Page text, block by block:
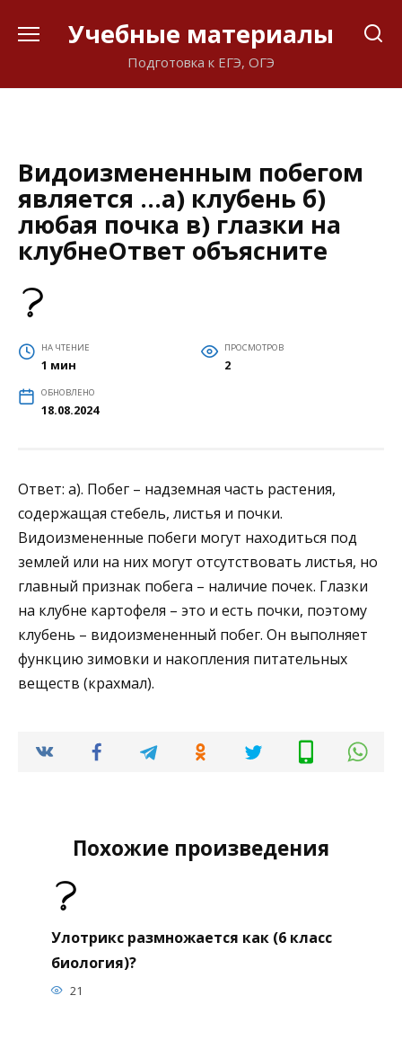
Учебные материалы
Подготовка к ЕГЭ, ОГЭ
Видоизмененным побегом
является …а) клубень б)
любая почка в) глазки на
клубнеОтвет объясните
НА ЧТЕНИЕ
1 мин
ПРОСМОТРОВ
2
ОБНОВЛЕНО
18.08.2024
Ответ: а). Побег – надземная часть растения,
содержащая стебель, листья и почки.
Видоизмененные побеги могут находиться под
землей или на них могут отсутствовать листья, но
главный признак побега – наличие почек. Глазки
на клубне картофеля – это и есть почки, поэтому
клубень – видоизмененный побег. Он выполняет
функцию зимовки и накопления питательных
веществ (крахмал).
Похожие произведения
Улотрикс размножается как (6 класс
биология)?
21